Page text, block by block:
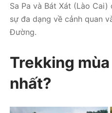
Sa Pa và Bát Xát (Lào
sự đa dạng về cảnh quan
Đường.
Trekking
nhất?